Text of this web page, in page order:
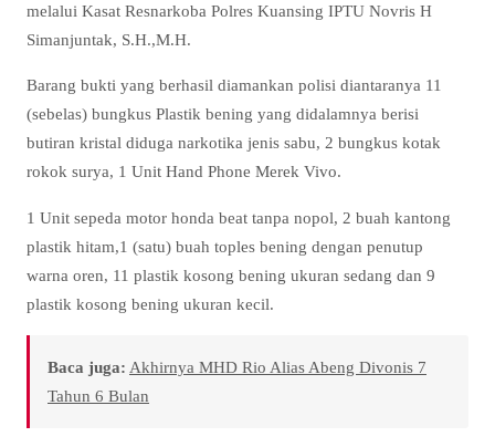
melalui Kasat Resnarkoba Polres Kuansing IPTU Novris H
Simanjuntak, S.H.,M.H.
Barang bukti yang berhasil diamankan polisi diantaranya 11
(sebelas) bungkus Plastik bening yang didalamnya berisi
butiran kristal diduga narkotika jenis sabu, 2 bungkus kotak
rokok surya, 1 Unit Hand Phone Merek Vivo.
1 Unit sepeda motor honda beat tanpa nopol, 2 buah kantong
plastik hitam,1 (satu) buah toples bening dengan penutup
warna oren, 11 plastik kosong bening ukuran sedang dan 9
plastik kosong bening ukuran kecil.
Baca juga: Akhirnya MHD Rio Alias Abeng Divonis 7
Tahun 6 Bulan